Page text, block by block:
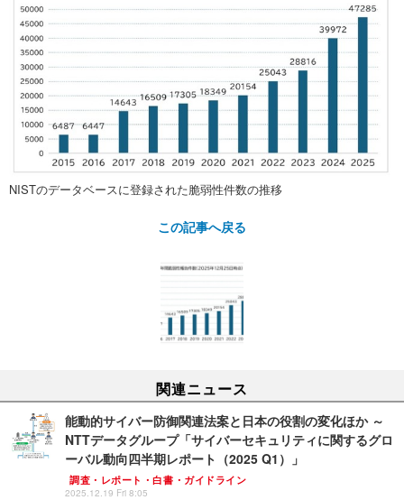
NISTのデータベースに登録された脆弱性件数の推移
この記事へ戻る
関連ニュース
能動的サイバー防御関連法案と日本の役割の変化ほか ～
NTTデータグループ「サイバーセキュリティに関するグロ
ーバル動向四半期レポート（2025 Q1）」
調査・レポート・白書・ガイドライン
2025.12.19 Fri 8:05